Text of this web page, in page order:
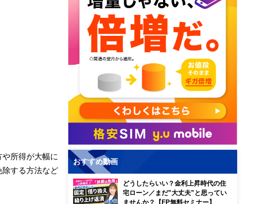
所得が大幅に
除する方法など
おすすめ動画
どうしたらいい？金利上昇時代の住
宅ローン／まだ”大丈夫”と思ってい
ませんか？【FP無料セミナー】